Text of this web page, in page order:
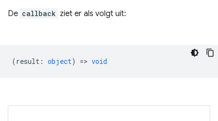
De callback ziet er als volgt uit:
(result : object) => void